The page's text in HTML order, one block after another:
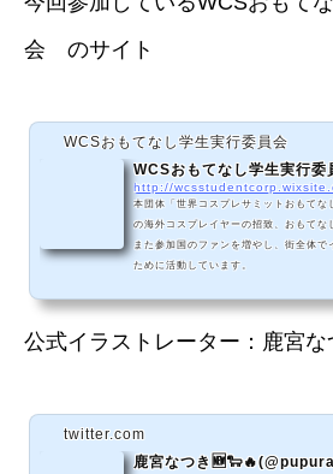
会 のサイト
WCSおもてなし学生実行委員会
WCSおもてなし学生実行委
http://
本団体「世界コスプレサミットおもて
の海外コスプレイヤーの招致、おもてな
また参加国のファンを増やし、街全体で
ために活動しています。
公式イラストレーター：鹿宮な
twitter.com
鹿宮なつき